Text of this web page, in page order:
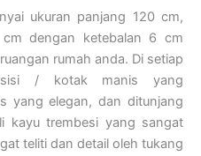
ukuran panjang 120 cm,
dengan ketebalan 6 cm
rumah anda. Di setiap
/ kotak manis yang
yang elegan, dan ditunjang
kayu trembesi yang sangat
teliti dan detail oleh tukang